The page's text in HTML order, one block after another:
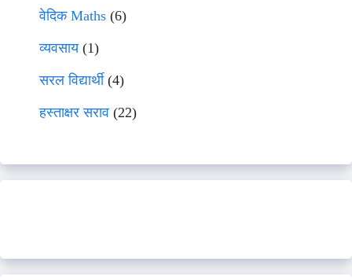
वेदिक Maths (6)
व्यवसाय(1)
सरल विद्यार्थी(4)
हस्ताक्षर सराव (22)